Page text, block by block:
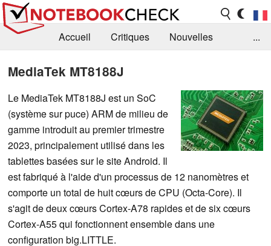
Accueil Critiques
Nouvelles
...
MediaTek MT8188J
Le MediaTek MT8188J est un SoC
(système sur puce) ARM de milieu de
gamme introduit au premier trimestre
2023, principalement utilisé dans les
tablettes basées sur le site Android. Il
est fabriqué à l'aide d'un processus de 12 nanomètres et
comporte un total de huit cœurs de CPU (Octa-Core). Il
s'agit de deux cœurs Cortex-A78 rapides et de six cœurs
Cortex-A55 qui fonctionnent ensemble dans une
configuration big.LITTLE.